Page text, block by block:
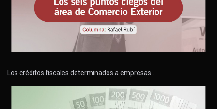
Los créditos fiscales determinados a empresas…